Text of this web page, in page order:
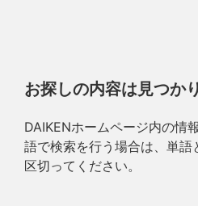
お探しの内容は見つか
DAIKENホームページ内の情
語で検索を行う場合は、単
区切ってください。